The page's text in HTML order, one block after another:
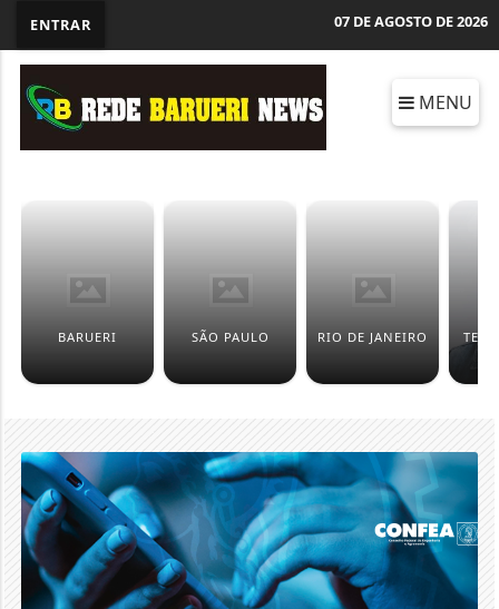
ENTRAR 07 DE AGOSTO DE 2026
MENU
BARUERI SÃO PAULO RIO DE JANEIRO